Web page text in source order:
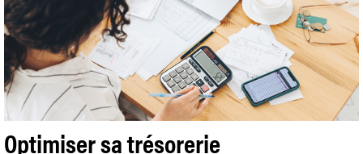
Optimiser sa trésorerie